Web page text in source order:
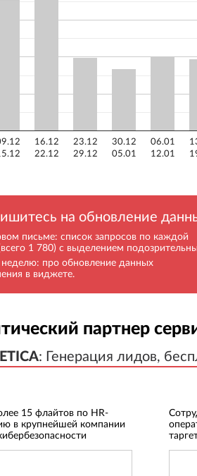
16.12
22.12
23.12
29.12
30.12
05.01
06.01
12.01
на обновление
письме: список запросов по каждой
1 780) с выделением
неделю: про обновление данных
в виджете.
партнер
: Генерация лидов,
: Генерация лидов,
15 флайтов по HR-
в крупнейшей компании